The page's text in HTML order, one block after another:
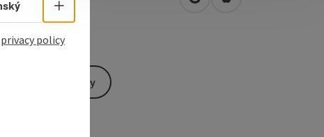
Steyregg open in Google Maps
Open in Apple
Send inquiry
Select language - Open menu
privacy policy